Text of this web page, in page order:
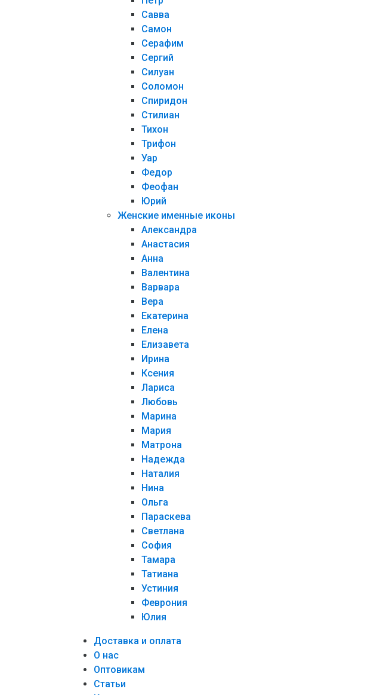
Савва
Самон
Серафим
Сергий
Силуан
Соломон
Спиридон
Стилиан
Тихон
Трифон
Уар
Федор
Феофан
Юрий
Женские именные иконы
Александра
Анастасия
Анна
Валентина
Варвара
Вера
Екатерина
Елена
Елизавета
Ирина
Ксения
Лариса
Любовь
Марина
Мария
Матрона
Надежда
Наталия
Нина
Ольга
Параскева
Светлана
София
Тамара
Татиана
Устиния
Феврония
Юлия
Доставка и оплата
О нас
Оптовикам
Статьи